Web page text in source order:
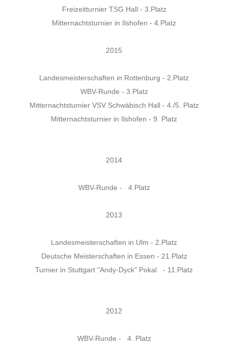
Freizeitturnier TSG Hall - 3.Platz
Mitternachtsturnier in Ilshofen - 4.Platz
2015
Landesmeisterschaften in Rottenburg - 2.Platz
WBV-Runde - 3.Platz
Mitternachtsturnier VSV Schwäbisch Hall - 4./5. Platz
Mitternachtsturnier in Ilshofen - 9. Platz
2014
WBV-Runde - 4.Platz
2013
Landesmeisterschaften in Ulm - 2.Platz
Deutsche Meisterschaften in Essen - 21.Platz
Turnier in Stuttgart "Andy-Dyck" Pokal - 11.Platz
2012
WBV-Runde - 4. Platz